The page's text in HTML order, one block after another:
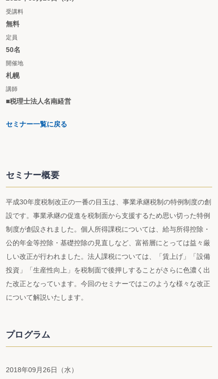
受講料
無料
定員
50名
開催地
札幌
講師
■税理士法人名南経営
セミナー一覧に戻る
セミナー概要
平成30年度税制改正の一番の目玉は、事業承継税制の特例制度の創
設です。事業承継の促進を税制面から支援するため思い切った特例
制度が創設されました。個人所得課税については、給与所得控除・
公的年金等控除・基礎控除の見直しなど、富裕層にとっては益々厳
しい改正が行われました。法人課税については、「賃上げ」「設備
投資」「生産性向上」を税制面で後押しすることがさらに色濃く出
た改正となっています。今回のセミナーではこのような様々な改正
について解説いたします。
プログラム
2018年09月26日（水）